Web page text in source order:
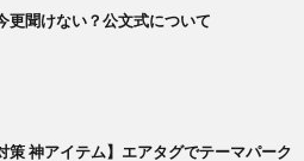
更聞けない？公文式について
策 神アイテム】エアタグでテーマパーク